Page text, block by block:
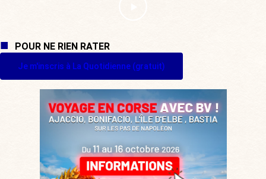
POUR NE RIEN RATER
Je m'inscris à La Quotidienne (gratuit)